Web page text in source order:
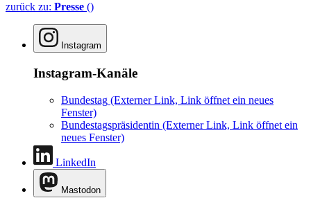
zurück zu: Presse ()
Instagram
Instagram-Kanäle
Bundestag (Externer Link, Link öffnet ein neues
Fenster)
Bundestagspräsidentin (Externer Link, Link öffnet ein
neues Fenster)
LinkedIn
Mastodon